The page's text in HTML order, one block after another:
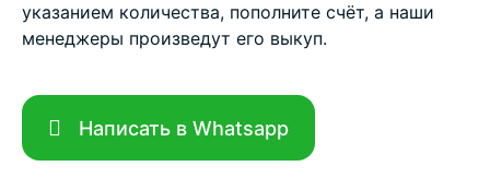
указанием количества, пополните счёт, а наши
менеджеры произведут его выкуп.
Написать в Whatsapp